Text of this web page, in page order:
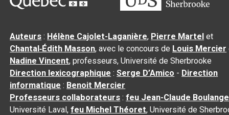
Auteurs : Hélène Cajolet-Laganière, Pierre Martel et
Chantal‑Édith Masson, avec le concours de Louis Mercier
Nadine Vincent, professeurs, Université de Sherbrooke
Direction lexicographique :Serge D’Amico - Direction
informatique : Benoit Mercier
Professeurs collaborateurs :feu Jean-Claude
Université Laval,feu Michel Théoret, Université de